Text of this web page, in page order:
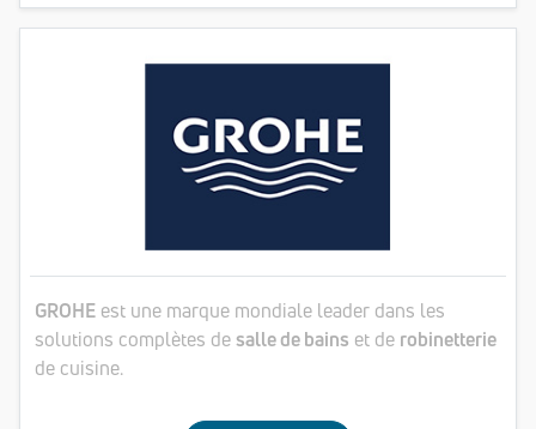
GROHE est une marque mondiale leader dans les
solutions complètes desalle de bains et de robinetterie
de cuisine.